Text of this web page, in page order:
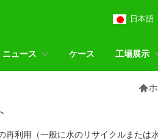
ニュース ケース 工場展示
日本語

再利用（一般に水のリサイクルまたは